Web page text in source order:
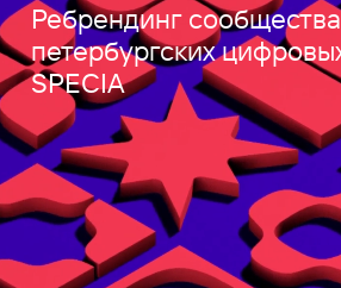
Ребрендинг сообщества
петербургских
SPECIA